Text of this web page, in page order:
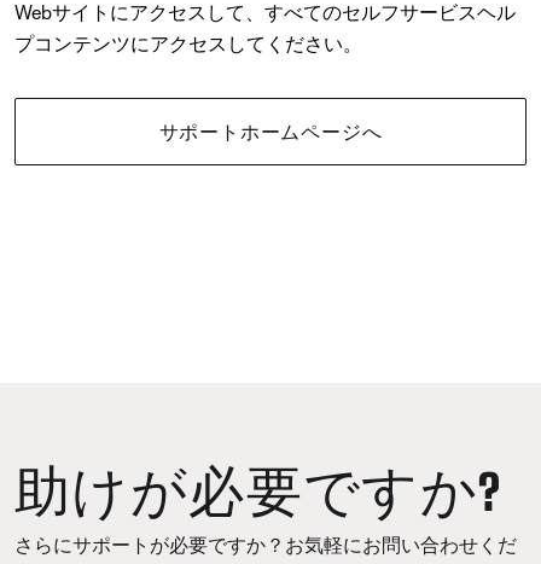
Webサイトにアクセスして、すべてのセルフサービスヘル
プコンテンツにアクセスしてください。
サポートホームページへ
助けが必要ですか?
さらにサポートが必要ですか？お気軽にお問い合わせくだ